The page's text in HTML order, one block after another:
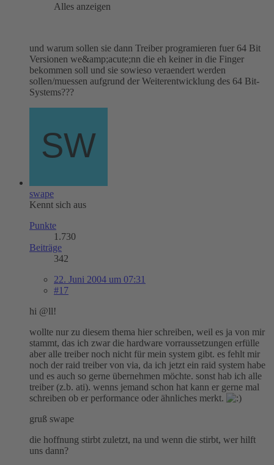
Alles anzeigen
und warum sollen sie dann Treiber programieren fuer 64 Bit
Versionen we&amp;acute;nn die eh keiner in die Finger
bekommen soll und sie sowieso veraendert werden
sollen/muessen aufgrund der Weiterentwicklung des 64 Bit-
Systems???
swape
Kennt sich aus
Punkte
1.730
Beiträge
342
22. Juni 2004 um 07:31
#17
hi @ll!
wollte nur zu diesem thema hier schreiben, weil es ja von mir
stammt, das ich zwar die hardware vorraussetzungen erfülle
aber alle treiber noch nicht für mein system gibt. es fehlt mir
noch der raid treiber von via, da ich jetzt ein raid system habe
und es auch so gerne übernehmen möchte. sonst hab ich alle
treiber (z.b. ati). wenns jemand schon hat kann er gerne mal
schreiben ob er performance oder ähnliches merkt.
gruß swape
die hoffnung stirbt zuletzt, na und wenn die stirbt, wer hilft
uns dann?